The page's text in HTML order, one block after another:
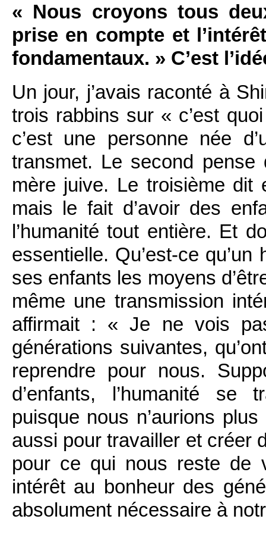
« Nous croyons tous
prise en compte et
fondamentaux. » C’est
Un jour, j’avais raconté à
trois rabbins sur « c’est
c’est une personne née
transmet. Le second pense
mère juive. Le troisième dit
mais le fait d’avoir des
l’humanité tout entière. Et
essentielle. Qu’est-ce
ses enfants les moyens
même une transmission
affirmait : « Je ne vois
générations suivantes,
reprendre pour nous.
d’enfants, l’humanité se
puisque nous n’aurions
aussi pour travailler et créer
pour ce qui nous reste de
intérêt au bonheur des
absolument nécessaire à